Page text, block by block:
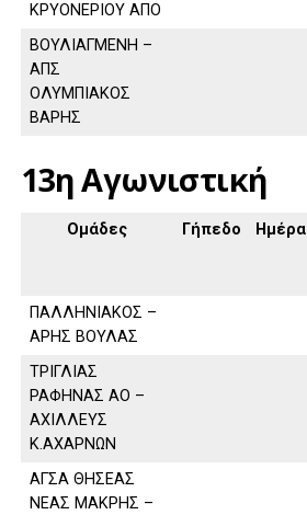
ΚΡΥΟΝΕΡΙΟΥ ΑΠΟ
ΒΟΥΛΙΑΓΜΕΝΗ –
ΑΠΣ
ΟΛΥΜΠΙΑΚΟΣ
ΒΑΡΗΣ
13η Αγωνιστική
Ομάδες Γήπεδο Ημέρα
ΠΑΛΛΗΝΙΑΚΟΣ –
ΑΡΗΣ ΒΟΥΛΑΣ
ΤΡΙΓΛΙΑΣ
ΡΑΦΗΝΑΣ ΑΟ –
ΑΧΙΛΛΕΥΣ
Κ.ΑΧΑΡΝΩΝ
ΑΓΣΑ ΘΗΣΕΑΣ
ΝΕΑΣ ΜΑΚΡΗΣ –